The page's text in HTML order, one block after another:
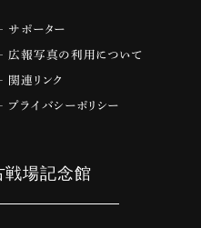
サポーター
広報写真の利用について
関連リンク
プライバシーポリシー
戦場記念館